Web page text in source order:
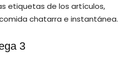
etiquetas de los artículos,
chatarra e instantánea.
3